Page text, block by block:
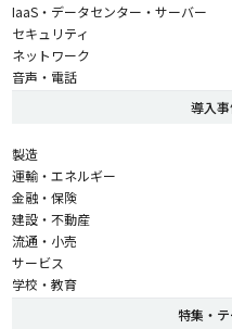
IaaS・データセンター・サーバー
セキュリティ
ネットワーク
音声・電話
導入
製造
運輸・エネルギー
金融・保険
建設・不動産
流通・小売
サービス
学校・教育
特集・